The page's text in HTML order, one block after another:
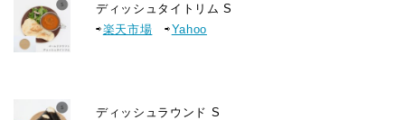
ディッシュタイトリム S
⇨楽天市場 ⇨Yahoo
ディッシュラウンド S